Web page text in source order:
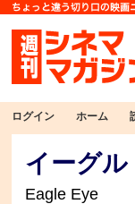
ログイン ホーム
イーグル
Eagle Eye